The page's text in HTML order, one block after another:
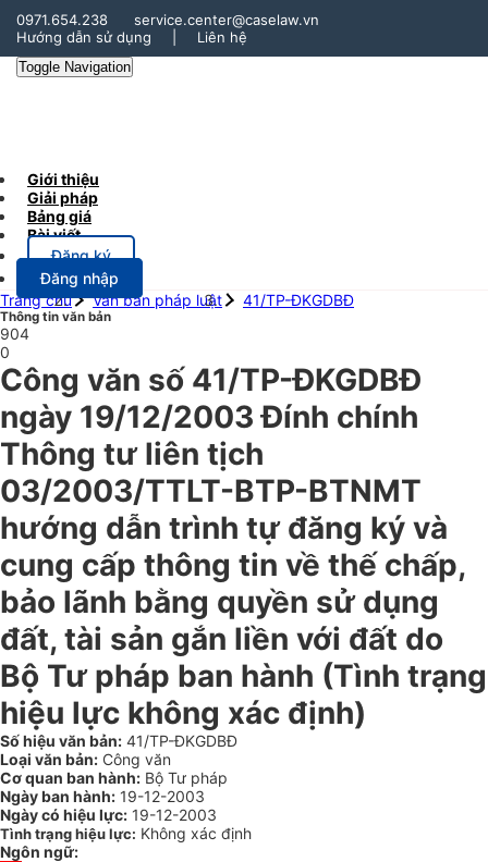
0971.654.238
service.center@caselaw.vn
Hướng dẫn sử dụng
Liên hệ
Toggle Navigation
Giới thiệu
Giải pháp
Bảng giá
Bài viết
Đăng ký
Đăng nhập
Trang chủ
Văn bản pháp luật 41/TP-ĐKGDBĐ
Thông tin văn bản
904
0
Công văn số 41/TP-ĐKGDBĐ
ngày 19/12/2003 Đính chính
Thông tư liên tịch
03/2003/TTLT-BTP-BTNMT
hướng dẫn trình tự đăng ký và
cung cấp thông tin về thế chấp,
bảo lãnh bằng quyền sử dụng
đất, tài sản gắn liền với đất do
Bộ Tư pháp ban hành (Tình trạng
hiệu lực không xác định)
Số hiệu văn bản: 41/TP-ĐKGDBĐ
Loại văn bản: Công văn
Cơ quan ban hành: Bộ Tư pháp
Ngày ban hành: 19-12-2003
Ngày có hiệu lực: 19-12-2003
Tình trạng hiệu lực: Không xác định
Ngôn ngữ: